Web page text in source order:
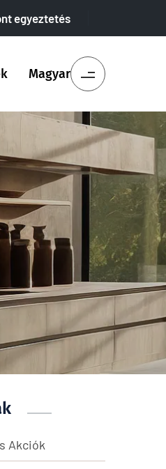
egyeztetés
Magyar
Akciók